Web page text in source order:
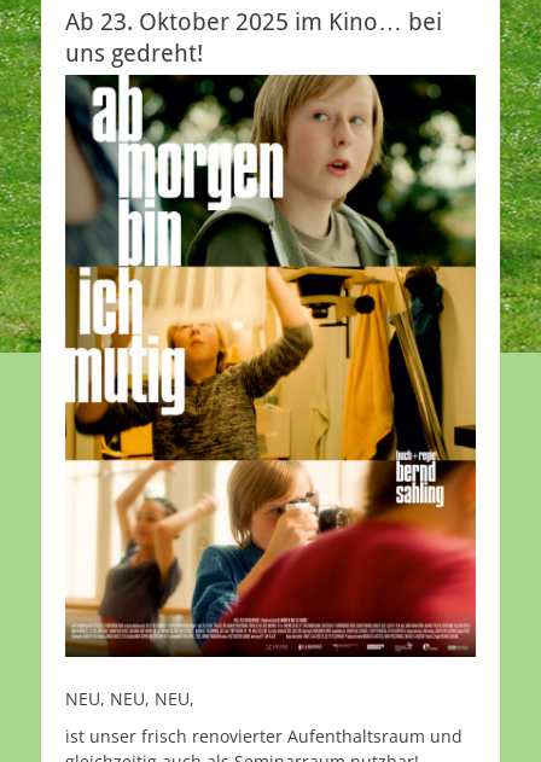
Ab 23. Oktober 2025 im Kino… bei
uns gedreht!
NEU, NEU, NEU,
ist unser frisch renovierter Aufenthaltsraum und